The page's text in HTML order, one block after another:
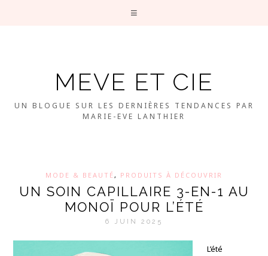
MEVE ET CIE
UN BLOGUE SUR LES DERNIÈRES TENDANCES PAR
MARIE-EVE LANTHIER
MODE & BEAUTÉ, PRODUITS À DÉCOUVRIR
UN SOIN CAPILLAIRE 3-EN-1 AU
MONOÏ POUR L’ÉTÉ
6 JUIN 2025
L’été